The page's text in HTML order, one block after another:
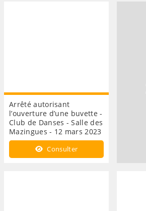
Arrêté autorisant
l’ouverture d’une buvette -
Club de Danses - Salle des
Mazingues - 12 mars 2023
Consulter